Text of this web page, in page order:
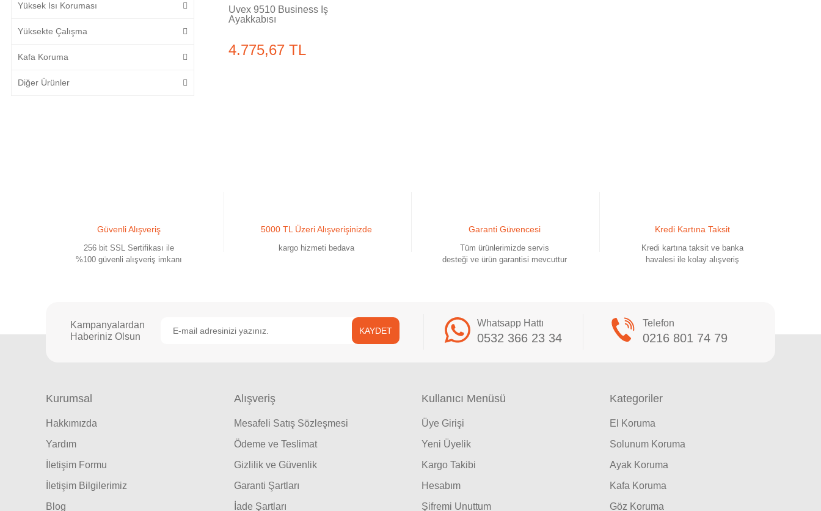
Yüksek Isı Koruması
Yüksekte Çalışma
Kafa Koruma
Diğer Ürünler
Uvex 9510 Business İş
Ayakkabısı
4.775,67 TL
Güvenli Alışveriş
256 bit SSL Sertifikası ile
%100 güvenli alışveriş imkanı
5000 TL Üzeri Alışverişinizde
kargo hizmeti bedava
Garanti Güvencesi
Tüm ürünlerimizde servis
desteği ve ürün garantisi mevcuttur
Kredi Kartına Taksit
Kredi kartına taksit ve banka
havalesi ile kolay alışveriş
Kampanyalardan
Haberiniz Olsun
KAYDET
Whatsapp Hattı
0532 366 23 34
Telefon
0216 801 74 79
Kurumsal
Hakkımızda
Yardım
İletişim Formu
İletişim Bilgilerimiz
Blog
Alışveriş
Mesafeli Satış Sözleşmesi
Ödeme ve Teslimat
Gizlilik ve Güvenlik
Garanti Şartları
İade Şartları
Kullanıcı Menüsü
Üye Girişi
Yeni Üyelik
Kargo Takibi
Hesabım
Şifremi Unuttum
Kategoriler
El Koruma
Solunum Koruma
Ayak Koruma
Kafa Koruma
Göz Koruma